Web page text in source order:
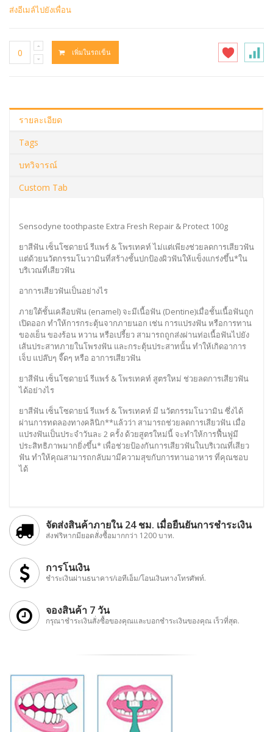
ส่งอีเมล์ไปยังเพื่อน
เพิ่มในรถเข็น
รายละเอียด
Tags
บทวิจารณ์
Custom Tab
Sensodyne toothpaste Extra Fresh Repair & Protect 100g
ยาสีฟัน เซ็นโซดายน์ รีแพร์ & โพรเทคท์ ไม่แต่เพียงช่วยลดการเสียวฟัน
แต่ด้วยนวัตกรรมโนวามินที่สร้างชั้นปกป้องผิวฟันให้แข็งแกร่งขึ้น*ใน
บริเวณที่เสียวฟัน
อาการเสียวฟันเป็นอย่างไร
ภายใต้ชั้นเคลือบฟัน (enamel) จะมีเนื้อฟัน (Dentine)เมื่อชั้นเนื้อฟันถูก
เปิดออก ทำให้การกระตุ้นจากภายนอก เช่น การแปรงฟัน หรือการทาน
ของเย็น ของร้อน หวาน หรือเปรี้ยว สามารถถูกส่งผ่านท่อเนื้อฟันไปยัง
เส้นประสาทภายในโพรงฟัน และกระตุ้นประสาทนั้น ทำให้เกิดอาการ
เจ็บ แปล๊บๆ จี๊ดๆ หรือ อาการเสียวฟัน
ยาสีฟัน เซ็นโซดายน์ รีแพร์ & โพรเทคท์ สูตรใหม่ ช่วยลดการเสียวฟัน
ได้อย่างไร
ยาสีฟัน เซ็นโซดายน์ รีแพร์ & โพรเทคท์ มี นวัตกรรมโนวามิน ซึ่งได้
ผ่านการทดลองทางคลินิก**แล้วว่า สามารถช่วยลดการเสียวฟัน เมื่อ
แปรงฟันเป็นประจำวันละ 2 ครั้ง ด้วยสูตรใหม่นี้ จะทำให้การฟื้นฟูมี
ประสิทธิภาพมากยิ่งขึ้น* เพื่อช่วยป้องกันการเสียวฟันในบริเวณที่เสียว
ฟัน ทำให้คุณสามารถกลับมามีความสุขกับการทานอาหาร ที่คุณชอบ
ได้
จัดส่งสินค้าภายใน 24 ชม. เมื่อยืนยันการชำระเงิน
ส่งฟริหากมียอดสั่งซื้อมากกว่า 1200 บาท.
การโนเงิน
ชำระเงินผ่านธนาคาร/เอทีเอ็ม/โอนเงินทางโทรศัพท์.
จองสินค้า 7 วัน
กรุณาชำระเงินสั่งซื้อของคุณและบอกชำระเงินของคุณ เร็วที่สุด.